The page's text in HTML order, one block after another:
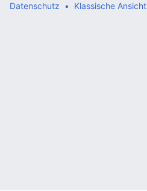
Datenschutz
Klassische Ansicht